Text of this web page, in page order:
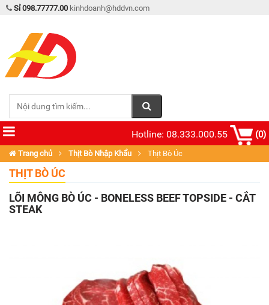
Sỉ 098.77777.00 kinhdoanh@hddvn.com
Hotline: 08.333.000.55 (0)
Trang chủ Thịt Bò Nhập Khẩu Thịt Bò Úc
THỊT BÒ ÚC
LÕI MÔNG BÒ ÚC - BONELESS BEEF TOPSIDE - CẮT
STEAK